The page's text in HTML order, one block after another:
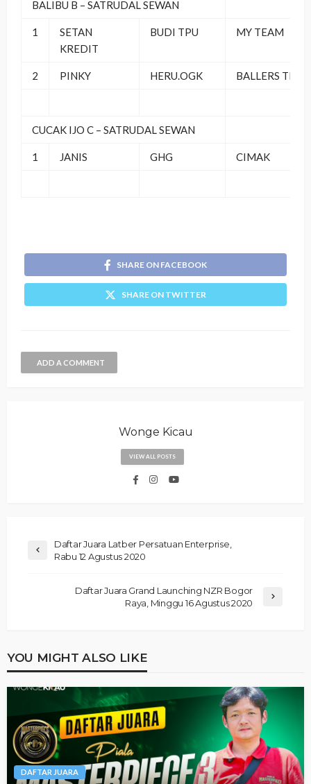
BALIBU B – SATRUDAL SEWAN
1
SETAN
KREDIT
BUDI TPU MY TEAM
2 PINKY HERU.OGK BALLERS TEAM
CUCAK IJO C – SATRUDAL SEWAN
1 JANIS GHG CIMAK
SHARE ON FACEBOOK
SHARE ON TWITTER
ADD A COMMENT
Wonge Kicau
VIEW ALL POSTS
Daftar Juara Latber Persatuan Enterprise,
Rabu 12 Agustus 2020
Daftar Juara Grand Launching NZR Bogor
Raya, Minggu 16 Agustus 2020
YOU MIGHT ALSO LIKE
DAFTAR JUARA